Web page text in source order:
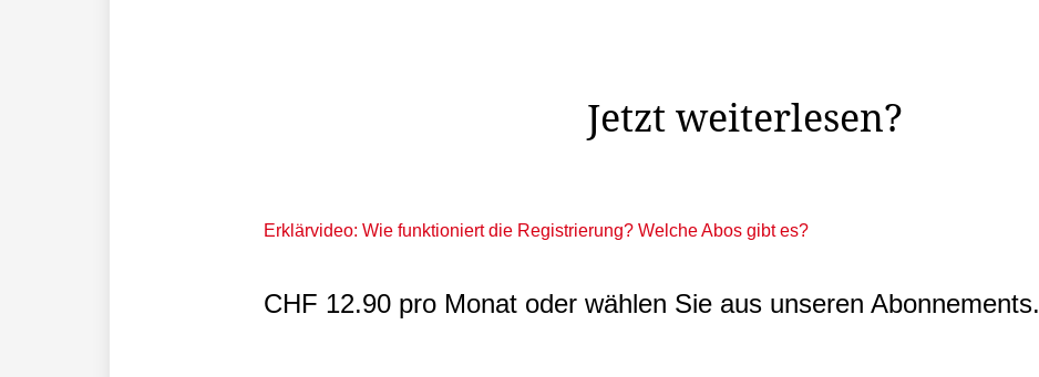
Jetzt weiterlesen?
Erklärvideo: Wie funktioniert die Registrierung? Welche Abos gibt es?
CHF 12.90 pro Monat oder wählen Sie aus unseren Abonnements.